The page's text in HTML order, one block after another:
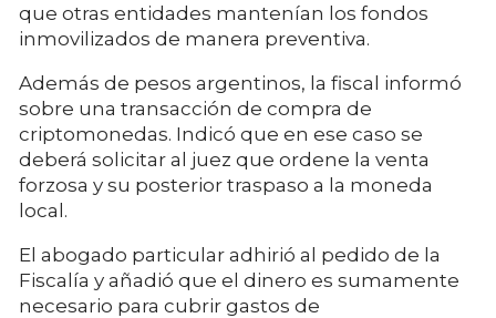
que otras entidades mantenían los fondos
inmovilizados de manera preventiva.
Además de pesos argentinos, la fiscal informó
sobre una transacción de compra de
criptomonedas. Indicó que en ese caso se
deberá solicitar al juez que ordene la venta
forzosa y su posterior traspaso a la moneda
local.
El abogado particular adhirió al pedido de la
Fiscalía y añadió que el dinero es sumamente
necesario para cubrir gastos de